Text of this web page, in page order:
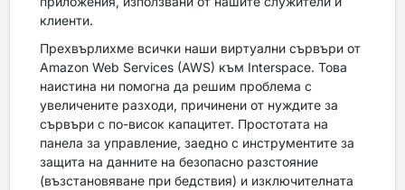
клиенти.
Прехвърлихме всички наши виртуални сървъри от
Amazon Web Services (AWS) към Interspace. Това
наистина ни помогна да решим проблема с
увеличените разходи, причинени от нуждите за
сървъри с по-висок капацитет. Простотата на
панела за управление, заедно с инструментите за
защита на данните на безопасно разстояние
(възстановяване при бедствия) и изключителната